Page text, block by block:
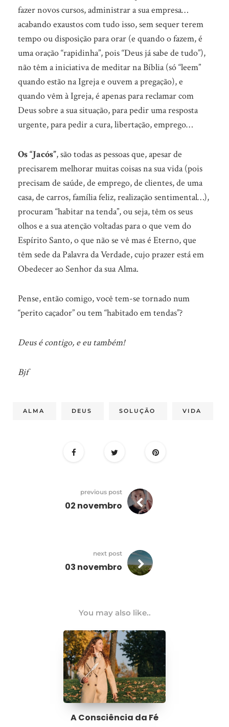
fazer novos cursos, administrar a sua empresa…
acabando exaustos com tudo isso, sem sequer terem
tempo ou disposição para orar (e quando o fazem, é
uma oração “rapidinha”, pois “Deus já sabe de tudo”),
não têm a iniciativa de meditar na Bíblia (só “leem”
quando estão na Igreja e ouvem a pregação), e
quando vêm à Igreja, é apenas para reclamar com
Deus sobre a sua situação, para pedir uma resposta
urgente, para pedir a cura, libertação, emprego…
Os “Jacós”, são todas as pessoas que, apesar de
precisarem melhorar muitas coisas na sua vida (pois
precisam de saúde, de emprego, de clientes, de uma
casa, de carros, família feliz, realização sentimental…),
procuram “habitar na tenda”, ou seja, têm os seus
olhos e a sua atenção voltadas para o que vem do
Espírito Santo, o que não se vê mas é Eterno, que
têm sede da Palavra da Verdade, cujo prazer está em
Obedecer ao Senhor da sua Alma.
Pense, então comigo, você tem-se tornado num
“perito caçador” ou tem “habitado em tendas”?
Deus é contigo, e eu também!
Bjf
ALMA DEUS SOLUÇÃO VIDA
previous post
02 novembro
next post
03 novembro
You may also like..
A Consciência da Fé